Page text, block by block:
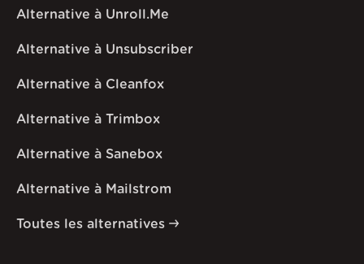
Alternative à Unroll.Me
Alternative à Unsubscriber
Alternative à Cleanfox
Alternative à Trimbox
Alternative à Sanebox
Alternative à Mailstrom
Toutes les alternatives